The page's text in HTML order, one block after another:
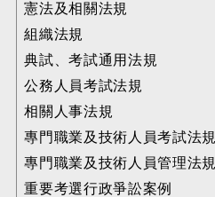
憲法及相關法規
組織法規
典試、考試通用法規
公務人員考試法規
相關人事法規
專門職業及技術人員考試法規
專門職業及技術人員管理法規
重要考選行政爭訟案例